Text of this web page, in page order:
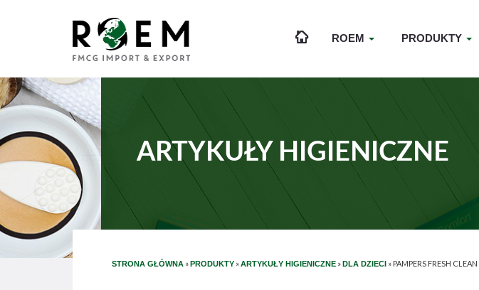
ROEM PRODUKTY
ARTYKUŁY HIGIENICZNE
STRONA GŁÓWNA »PRODUKTY »ARTYKUŁY HIGIENICZNE »DLA DZIECI » PAMPERS FRESH